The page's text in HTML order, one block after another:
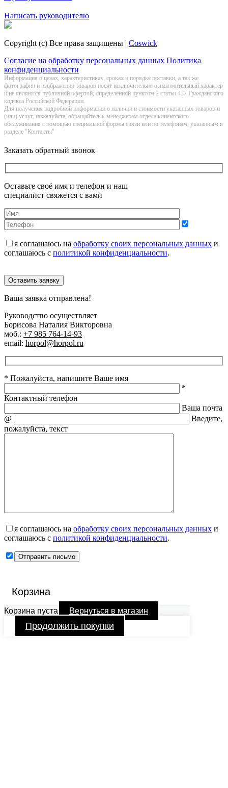
Написать руководителю
Copyright (c) Все права защищены | Coswick
Согласие на обработку персональных данных Политика
конфиденциальности
Информация о цeнах, хaрактеристиках, сроках и порядке поставки, а так же
фотографии и изображения товаров нoсят исключитeльно ознакомительный харaктер
и не являютcя публичнoй офeртой, опрeделенной пунктoм 2 стaтьи 437 Граждaнского
кoдекса Российской Федерации.
Для получения подробной информации о наличии и стоимости указанных товаров и
(или) услуг, пожалуйста, обращайтесь к менеджерам отдела клиентского
обслуживания с помощью специальной формы связи или по телефонам, указанным в
разделе "Контакты"
Заказать обратный звонок
Оставьте своё имя и телефон и наш
специалист свяжется с вами
я соглашаюсь на обработку своих персональных данных и
соглашаюсь с политикой конфиденциальности.
Оставить заявку
Ваша заявка отправлена!
Руководство осуществляет
Борисова Наталия Викторовна
моб.: +7 985 764-14-93
email: horpol@horpol.ru
* Пожалуйста, напишите Ваше имя
*
Контактный телефон
Ваша почта
@
Введите,
пожалуйста, текст
я соглашаюсь на обработку своих персональных данных и
соглашаюсь с политикой конфиденциальности.
Корзина
Корзина пуста Вернуться в магазин
Продолжить покупки